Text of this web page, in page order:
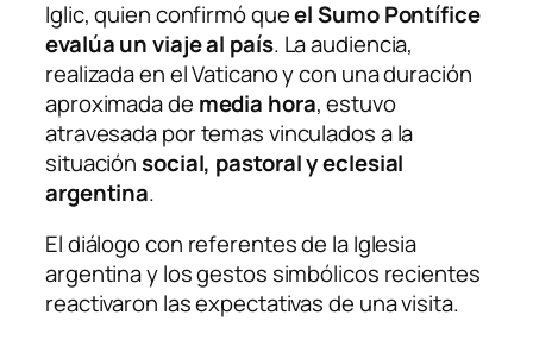
Iglic, quien confirmó queel Sumo Pontífice
evalúa un viaje al país. La audiencia,
realizada en el Vaticano y con una duración
aproximada de media hora, estuvo
atravesada por temas vinculados a la
situaciónsocial, pastoral y eclesial
argentina.
El diálogo con referentes de la Iglesia
argentina y los gestos simbólicos recientes
reactivaron las expectativas de una visita.